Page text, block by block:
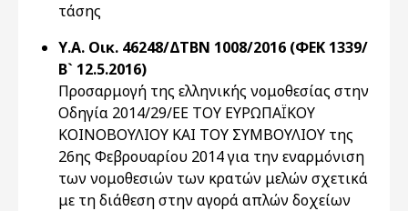
τάσης
Υ.Α. Οικ. 46248/ΔΤΒΝ 1008/2016 (ΦΕΚ 1339/
Β` 12.5.2016)
Προσαρμογή της ελληνικής νομοθεσίας στην
Οδηγία 2014/29/ΕΕ ΤΟΥ ΕΥΡΩΠΑΪΚΟΥ
ΚΟΙΝΟΒΟΥΛΙΟΥ ΚΑΙ ΤΟΥ ΣΥΜΒΟΥΛΙΟΥ της
26ης Φεβρουαρίου 2014 για την εναρμόνιση
των νομοθεσιών των κρατών μελών σχετικά
με τη διάθεση στην αγορά απλών δοχείων